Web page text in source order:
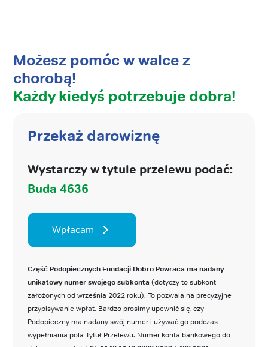
Możesz pomóc w walce z
chorobą!
Każdy kiedyś potrzebuje dobra!
Przekaż darowiznę
Wystarczy w tytule przelewu podać:
Buda 4636
Wpłacam
Część Podopiecznych Fundacji Dobro Powraca ma nadany
unikatowy numer swojego subkonta (dotyczy to subkont
założonych od września 2022 roku). To pozwala na precyzyjne
przypisywanie wpłat. Bardzo prosimy upewnić się, czy
Podopieczny ma nadany swój numer i używać go podczas
wypełniania pola Tytuł Przelewu. Numer konta bankowego do